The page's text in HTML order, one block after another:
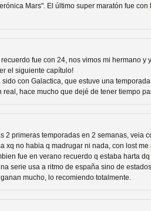
temporadas están
Guía para descubrir
Mars". El último super maratón fue
fue con 24, nos vimos mi hermano y
el siguiente capítulo!
con Galactica, que estuve una
real, hace mucho que dejé de tener tiempo
2 primeras temporadas en 2 semanas, veia
xq no habia q madrugar ni nada, con lost
fue en verano recuerdo q estaba harta
serie usa a ritmo de españa sino de
mucho, lo recomiendo totalmente.